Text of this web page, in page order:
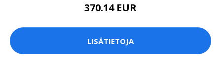
370.14 EUR
LISÄTIETOJA